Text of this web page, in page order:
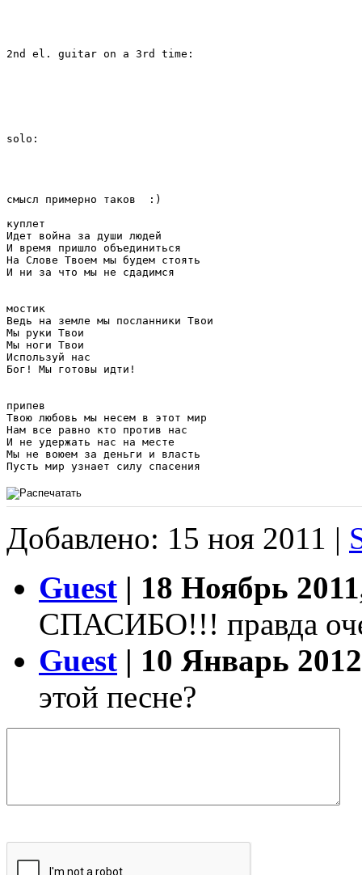
2nd el. guitar on a 3rd time:
solo:
смысл примерно таков  :)
куплет
Идет война за души людей
И время пришло объединиться
На Слове Твоем мы будем стоять
И ни за что мы не сдадимся
мостик
Ведь на земле мы посланники Твои
Мы руки Твои
Мы ноги Твои
Используй нас
Бог! Мы готовы идти!
припев
Твою любовь мы несем в этот мир
Нам все равно кто против нас
И не удержать нас на месте
Мы не воюем за деньги и власть
Добавлено: 15 ноя 2011 |
Guest | 18 Ноябрь
СПАСИБО!!! правда
Guest | 10 Январь
этой песне?